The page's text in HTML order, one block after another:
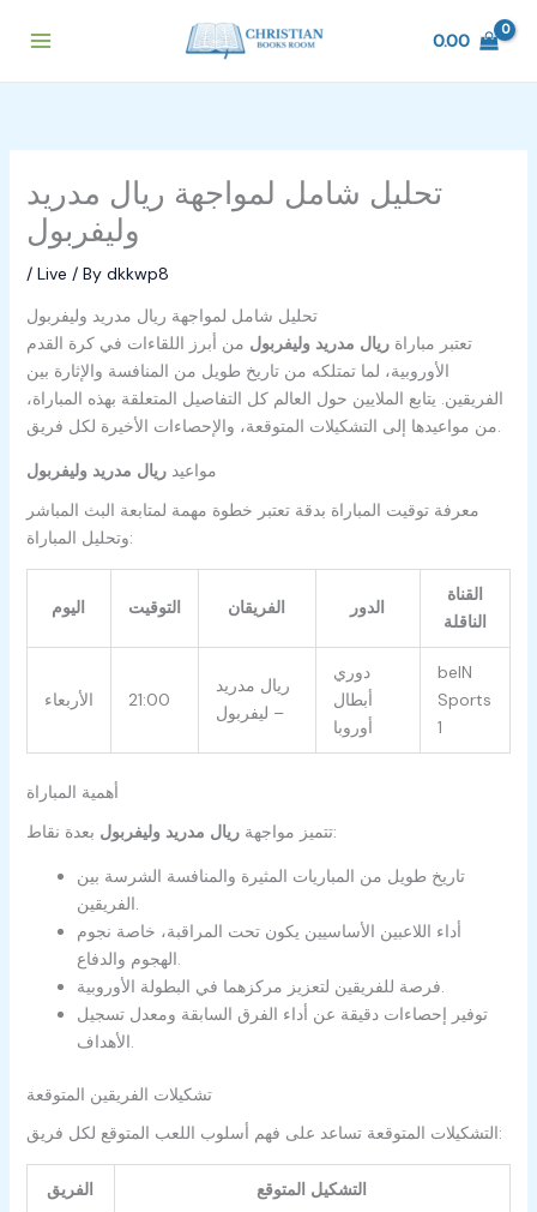
0.00
تحليل شامل لمواجهة ريال مدريد
وليفربول
/ Live / By dkkwp8
تحليل شامل لمواجهة ريال مدريد وليفربول
تعتبر مباراةريال مدريد وليفربول من أبرز اللقاءات في كرة القدم
الأوروبية، لما تمتلكه من تاريخ طويل من المنافسة والإثارة بين
الفريقين. يتابع الملايين حول العالم كل التفاصيل المتعلقة بهذه المباراة،
من مواعيدها إلى التشكيلات المتوقعة، والإحصاءات الأخيرة لكل فريق.
مواعيدريال مدريد وليفربول
معرفة توقيت المباراة بدقة تعتبر خطوة مهمة لمتابعة البث المباشر
وتحليل المباراة:
اليوم التوقيت الفريقان الدور
القناة
الناقلة
الأربعاء 21:00
ريال مدريد
– ليفربول
دوري
أبطال
أوروبا
beIN
Sports
1
أهمية المباراة
تتميز مواجهةريال مدريد وليفربول بعدة نقاط:
تاريخ طويل من المباريات المثيرة والمنافسة الشرسة بين
أداء اللاعبين الأساسيين يكون تحت المراقبة، خاصة نجوم
توفير إحصاءات دقيقة عن أداء الفرق السابقة ومعدل تسجيل
تشكيلات الفريقين المتوقعة
التشكيلات المتوقعة تساعد على فهم أسلوب اللعب المتوقع لكل فريق:
الفريق التشكيل المتوقع